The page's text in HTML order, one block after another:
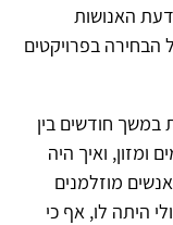
האנושות
הבחירה בפרויקטים
במשך חודשים בין
ומזון, ואיך היה
מוזלמנים
היתה לו, אף כי